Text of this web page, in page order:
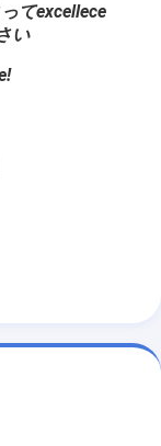
てexcellece
い